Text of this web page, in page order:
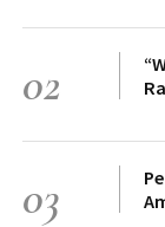
02
03